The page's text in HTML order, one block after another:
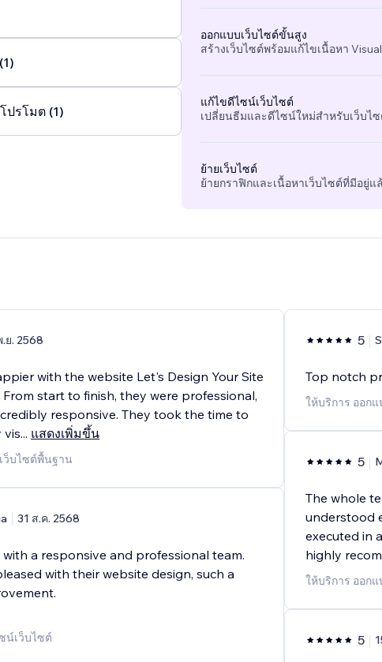
ปรโมต (1)
ออกแบบเว็บไซต์ขั้นสูง
สร้างเว็บไซต์พร้อมแก้ไขเนื้อหา
แก้ไขดีไซน์เว็บไซต์
เปลี่ยนธีมและดีไซน์ใหม่สำหรับเว็บไ
ย้ายเว็บไซต์
ย้ายกราฟิกและเนื้อหาเว็บไซต์ที่มีอยู่แ
.ย. 2568
with the website Let's Design Your Site
start to finish, they were professional,
responsive. They took the time to
vis... แสดงเพิ่มขึ้น
ว็บไซต์พื้นฐาน
31 ส.ค. 2568
with a responsive and professional team.
with their website design, such a
น์เว็บไซต์
5
Top notch
ให้บริการ ออก
5
The whole
understood
executed in
highly
ให้บริการ ออก
5